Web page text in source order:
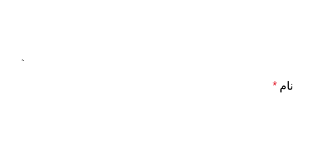
نام *